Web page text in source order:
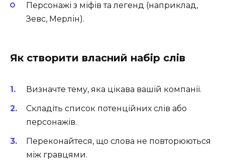
Персонажі з міфів та легенд (наприклад,
Зевс, Мерлін).
Як створити власний набір слів
Визначте тему, яка цікава вашій компанії.
Складіть список потенційних слів або
персонажів.
Переконайтеся, що слова не повторюються
між гравцями.